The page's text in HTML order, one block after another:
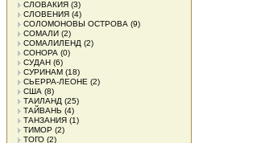
СЛОВАКИЯ (3)
СЛОВЕНИЯ (4)
СОЛОМОНОВЫ ОСТРОВА (9)
СОМАЛИ (2)
СОМАЛИЛЕНД (2)
СОНОРА (0)
СУДАН (6)
СУРИНАМ (18)
СЬЕРРА-ЛЕОНЕ (2)
США (8)
ТАИЛАНД (25)
ТАЙВАНЬ (4)
ТАНЗАНИЯ (1)
ТИМОР (2)
ТОГО (2)